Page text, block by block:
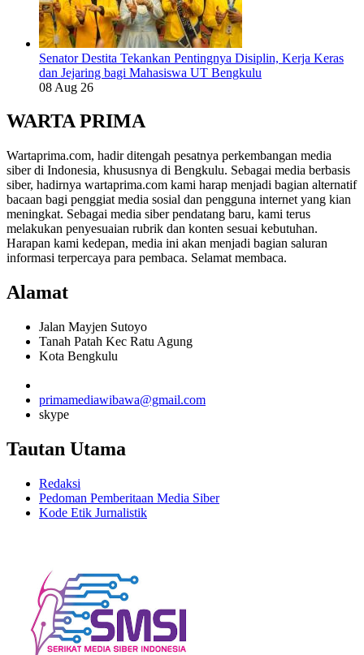
Senator Destita Tekankan Pentingnya Disiplin, Kerja Keras
dan Jejaring bagi Mahasiswa UT Bengkulu
08 Aug 26
WARTA PRIMA
Wartaprima.com, hadir ditengah pesatnya perkembangan media
siber di Indonesia, khususnya di Bengkulu. Sebagai media berbasis
siber, hadirnya wartaprima.com kami harap menjadi bagian alternatif
bacaan bagi penggiat media sosial dan pengguna internet yang kian
meningkat. Sebagai media siber pendatang baru, kami terus
melakukan penyesuaian rubrik dan konten sesuai kebutuhan.
Harapan kami kedepan, media ini akan menjadi bagian saluran
informasi terpercaya para pembaca. Selamat membaca.
Alamat
Jalan Mayjen Sutoyo
Tanah Patah Kec Ratu Agung
Kota Bengkulu
primamediawibawa@gmail.com
skype
Tautan Utama
Redaksi
Pedoman Pemberitaan Media Siber
Kode Etik Jurnalistik